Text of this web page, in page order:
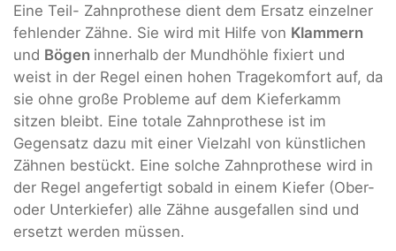
Eine Teil- Zahnprothese dient dem Ersatz einzelner
fehlender Zähne. Sie wird mit Hilfe von Klammern
und Bögen innerhalb der Mundhöhle fixiert und
weist in der Regel einen hohen Tragekomfort auf, da
sie ohne große Probleme auf dem Kieferkamm
sitzen bleibt. Eine totale Zahnprothese ist im
Gegensatz dazu mit einer Vielzahl von künstlichen
Zähnen bestückt. Eine solche Zahnprothese wird in
der Regel angefertigt sobald in einem Kiefer (Ober-
oder Unterkiefer) alle Zähne ausgefallen sind und
ersetzt werden müssen.